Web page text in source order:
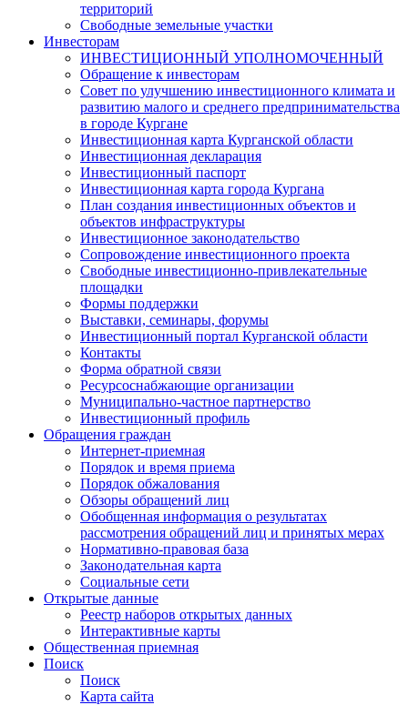
территорий
Свободные земельные участки
Инвесторам
ИНВЕСТИЦИОННЫЙ УПОЛНОМОЧЕННЫЙ
Обращение к инвесторам
Совет по улучшению инвестиционного климата и
развитию малого и среднего предпринимательства
в городе Кургане
Инвестиционная карта Курганской области
Инвестиционная декларация
Инвестиционный паспорт
Инвестиционная карта города Кургана
План создания инвестиционных объектов и
объектов инфраструктуры
Инвестиционное законодательство
Сопровождение инвестиционного проекта
Свободные инвестиционно-привлекательные
площадки
Формы поддержки
Выставки, семинары, форумы
Инвестиционный портал Курганской области
Контакты
Форма обратной связи
Ресурсоснабжающие организации
Муниципально-частное партнерство
Инвестиционный профиль
Обращения граждан
Интернет-приемная
Порядок и время приема
Порядок обжалования
Обзоры обращений лиц
Обобщенная информация о результатах
рассмотрения обращений лиц и принятых мерах
Нормативно-правовая база
Законодательная карта
Социальные сети
Открытые данные
Реестр наборов открытых данных
Интерактивные карты
Общественная приемная
Поиск
Поиск
Карта сайта